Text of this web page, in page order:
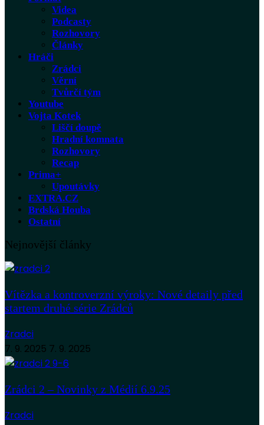
Videa
Podcasty
Rozhovory
Články
Hráči
Zrádci
Věrní
Tvůrčí tým
Youtube
Vojta Kotek
Liščí doupě
Hradní komnata
Rozhovory
Recap
Prima+
Upoutávky
EXTRA.CZ
Brdská Houba
Ostatní
Nejnovější články
Vítězka a kontroverzní výroky: Nové detaily před
startem druhé série Zrádců
Zradci
7. 9. 2025 7. 9. 2025
Zrádci 2 – Novinky z Médií 6.9.25
Zradci